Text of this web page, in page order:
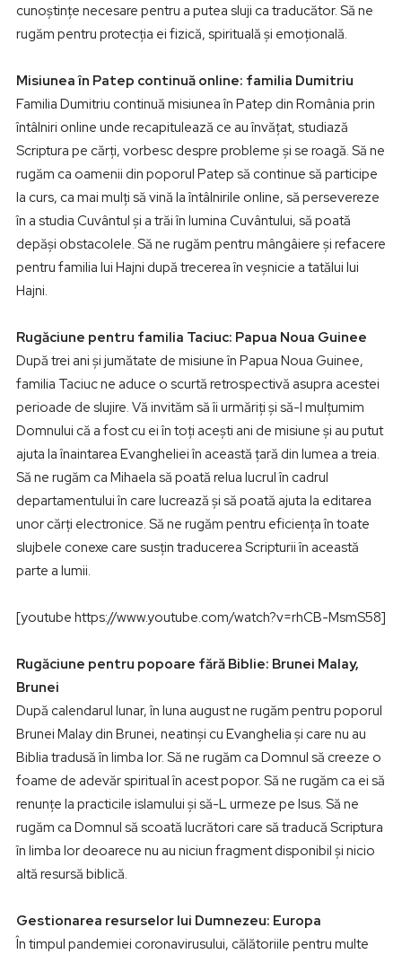
cunoștințe necesare pentru a putea sluji ca traducător. Să ne
rugăm pentru protecția ei fizică, spirituală și emoțională.
Misiunea în Patep continuă online: familia Dumitriu
Familia Dumitriu continuă misiunea în Patep din România prin
întâlniri online unde recapitulează ce au învățat, studiază
Scriptura pe cărți, vorbesc despre probleme și se roagă. Să ne
rugăm ca oamenii din poporul Patep să continue să participe
la curs, ca mai mulți să vină la întâlnirile online, să persevereze
în a studia Cuvântul și a trăi în lumina Cuvântului, să poată
depăși obstacolele. Să ne rugăm pentru mângâiere și refacere
pentru familia lui Hajni după trecerea în veșnicie a tatălui lui
Hajni.
Rugăciune pentru familia Taciuc: Papua Noua Guinee
După trei ani și jumătate de misiune în Papua Noua Guinee,
familia Taciuc ne aduce o scurtă retrospectivă asupra acestei
perioade de slujire. Vă invităm să îi urmăriți și să-I mulțumim
Domnului că a fost cu ei în toţi aceşti ani de misiune şi au putut
ajuta la înaintarea Evangheliei în această ţară din lumea a treia.
Să ne rugăm ca Mihaela să poată relua lucrul în cadrul
departamentului în care lucrează şi să poată ajuta la editarea
unor cărţi electronice. Să ne rugăm pentru eficienţa în toate
slujbele conexe care susţin traducerea Scripturii în această
parte a lumii.
[youtube https://www.youtube.com/watch?v=rhCB-MsmS58]
Rugăciune pentru popoare fără Biblie: Brunei Malay,
Brunei
După calendarul lunar, în luna august ne rugăm pentru poporul
Brunei Malay din Brunei, neatinși cu Evanghelia și care nu au
Biblia tradusă în limba lor. Să ne rugăm ca Domnul să creeze o
foame de adevăr spiritual în acest popor. Să ne rugăm ca ei să
renunțe la practicile islamului și să-L urmeze pe Isus. Să ne
rugăm ca Domnul să scoată lucrători care să traducă Scriptura
în limba lor deoarece nu au niciun fragment disponibil și nicio
altă resursă biblică.
Gestionarea resurselor lui Dumnezeu: Europa
În timpul pandemiei coronavirusului, călătoriile pentru multe